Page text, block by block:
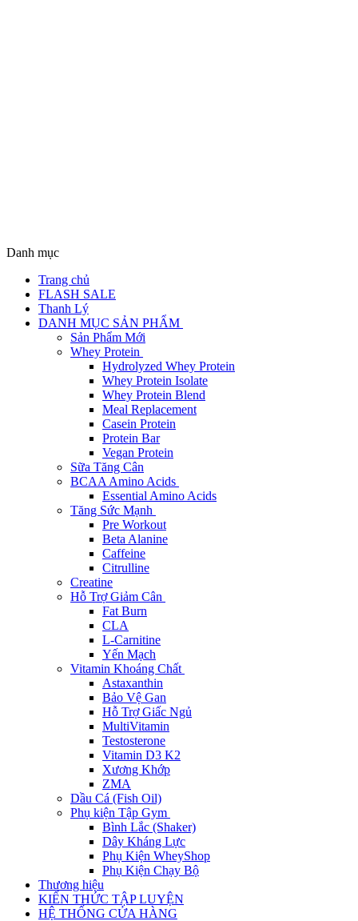
Danh mục
Trang chủ
FLASH SALE
Thanh Lý
DANH MỤC SẢN PHẨM
Sản Phẩm Mới
Whey Protein
Hydrolyzed Whey Protein
Whey Protein Isolate
Whey Protein Blend
Meal Replacement
Casein Protein
Protein Bar
Vegan Protein
Sữa Tăng Cân
BCAA Amino Acids
Essential Amino Acids
Tăng Sức Mạnh
Pre Workout
Beta Alanine
Caffeine
Citrulline
Creatine
Hỗ Trợ Giảm Cân
Fat Burn
CLA
L-Carnitine
Yến Mạch
Vitamin Khoáng Chất
Astaxanthin
Bảo Vệ Gan
Hỗ Trợ Giấc Ngủ
MultiVitamin
Testosterone
Vitamin D3 K2
Xương Khớp
ZMA
Dầu Cá (Fish Oil)
Phụ kiện Tập Gym
Bình Lắc (Shaker)
Dây Kháng Lực
Phụ Kiện WheyShop
Phụ Kiện Chạy Bộ
Thương hiệu
KIẾN THỨC TẬP LUYỆN
HỆ THỐNG CỬA HÀNG